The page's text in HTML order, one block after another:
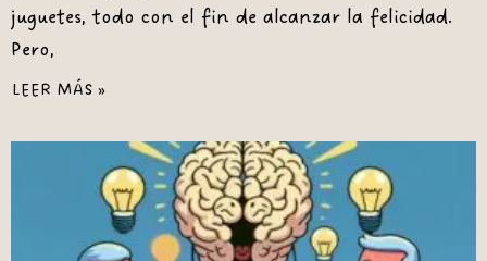
juguetes, todo con el fin de alcanzar la felicidad.
Pero,
LEER MÁS »